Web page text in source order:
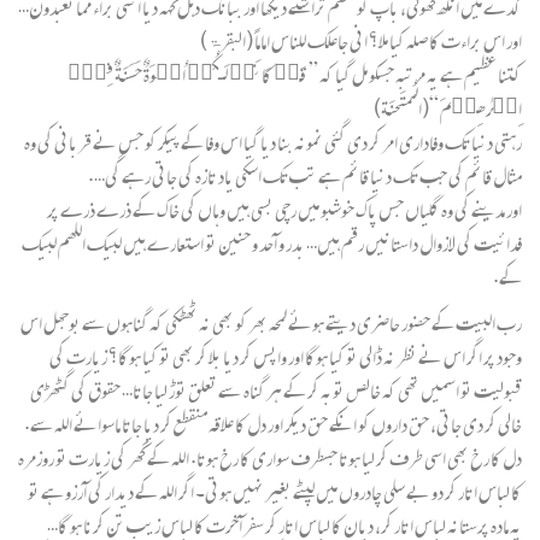
اور اس براءت کا صلہ کیا ملا؟ انی جاعلک للناس اماماً (البقرۃ)
کتنا عظیم ہے یہ مرتبہ جسکو مل گیا کہ ” قَدۡ كَانَتۡ لَـكُمۡ اُسۡوَةٌ حَسَنَةٌ فِىۡۤ
اِبۡرٰهِيۡمَ “(المُمتَحنَة)
رہتی دنیا تک وفاداری امر کر دی گئی نمونہ بنا دیا گیا اس وفا کے پیکر کو جس نے قربانی کی وہ
مثال قائم کی جب تک دنیا قائم ہے تب تک اسکی یاد تازہ کی جاتی رہے گی….
اور مدینے کی وہ گلیاں جس پاک خوشبو میں رچی بسی ہیں وہاں کی خاک کے ذرے ذرے پر
فدائیت کی لازوال داستانیں رقم ہیں… بدر و آحد و حنین تو استعارے ہیں لبیک اللھم لبیک
کے.
رب البیت کے حضور حاضری دیتے ہوئے لمحہ بھر کو بھی نہ ٹھٹکی کہ گناہوں سے بوجھل اس
وجود پر اگر اس نے نظر نہ ڈالی تو کیا ہوگا اور واپس کر دیا بلا کر بھی تو کیا ہوگا؟ زیارت کی
قبولیت تو اسمیں تھی کہ خالص توبہ کر کے ہر گناہ سے تعلق توڑ لیا جاتا… حقوق کی گٹھڑی
خالی کر دی جاتی، حق داروں کو انکے حق دیکر اور دل کا علاقہ منقطع کر دیا جاتا ماسوائے اللہ سے.
دل کا رخ بھی اسی طرف کر لیا ہوتا جسطرف سواری کا رخ ہوتا. اللہ کے گھر کی زیارت تو روزمرہ
کا لباس اتار کر دو بے سلی چادروں میں لپٹے بغیر نہیں ہوتی۔ اگر اللہ کے دیدار کی آرزو ہے تو
یہ مادہ پرستانہ لباس اتار کر، دیان کا لباس اتار کر سفر آخرت کا لباس زیب تن کرنا ہو گا…